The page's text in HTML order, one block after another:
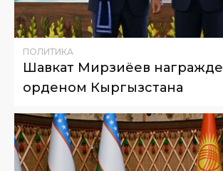
ПОЛИТИКА
Шавкат Мирзиёев
орденом Кыргызстана